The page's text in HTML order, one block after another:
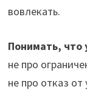
вовлекать.
Понимать, что
не про
не про отказ